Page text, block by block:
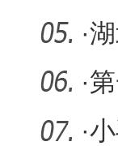
粒
·
调
·
项
·